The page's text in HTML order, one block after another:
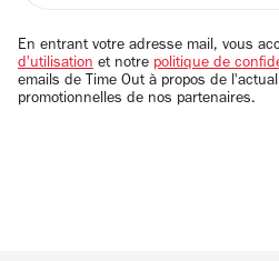
email
En entrant votre adresse mail, vous
d'utilisation et notre politique de
emails de Time Out à propos de
promotionnelles de nos partenaires.